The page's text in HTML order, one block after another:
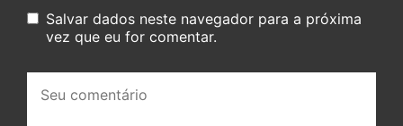
Salvar dados neste navegador para a próxima
vez que eu for comentar.
comentário: